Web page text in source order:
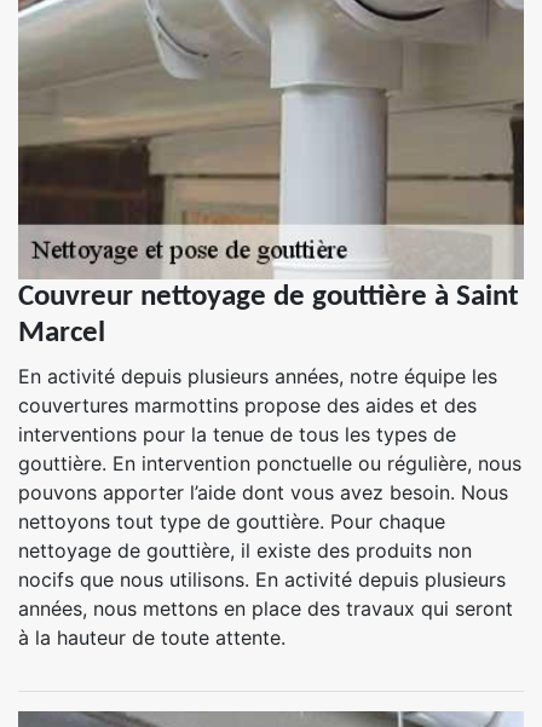
Couvreur nettoyage de gouttière à Saint
Marcel
En activité depuis plusieurs années, notre équipe les
couvertures marmottins propose des aides et des
interventions pour la tenue de tous les types de
gouttière. En intervention ponctuelle ou régulière, nous
pouvons apporter l’aide dont vous avez besoin. Nous
nettoyons tout type de gouttière. Pour chaque
nettoyage de gouttière, il existe des produits non
nocifs que nous utilisons. En activité depuis plusieurs
années, nous mettons en place des travaux qui seront
à la hauteur de toute attente.